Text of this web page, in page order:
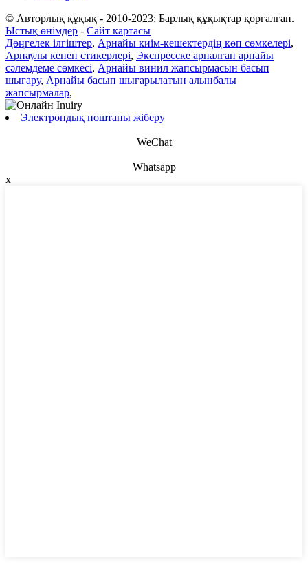
© Авторлық құқық - 2010-2023: Барлық құқықтар қорғалған.
Ыстық өнімдер - Сайт картасы
Дөңгелек ілгіштер, Арнайы киім-кешектердің көп сөмкелері,
Арнаулы кенеп стикерлері, Экспресске арналған арнайы
сәлемдеме сөмкесі, Арнайы винил жапсырмасын басып
шығару, Арнайы басып шығарылатын алынбалы
жапсырмалар,
Электрондық поштаны жіберу
WeChat
Whatsapp
x